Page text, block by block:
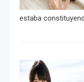
estaba